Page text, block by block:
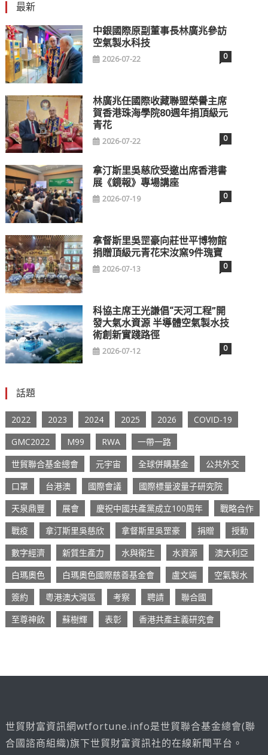
最新
中銀國際原副董事長林廣兆參訪
空氣製水科技
2026-07-22 0
林廣兆任國際收藏聯盟榮譽主席
賀香港珠海學院80週年捐頂級元
青花
2026-07-22 0
拿汀斯里吳慈欣受邀出席香港書
展《鏡報》專場講座
2026-07-19 0
拿督斯里吳罡豪向莊世平博物館
捐贈頂級元青花宋汝窯9件瑰寶
2026-07-13 0
科協主席王光謙倡“天河工程”開
發大氣水資源 半導體空氣製水技
術創新實踐路徑
2026-07-12 0
話題
2022 2023 2024 2025 2026
COVID-19
GMC2022
M99 RWA
一帶一路
世貿聯合基金總會
元宇宙 全球併購基金
公共外交
口罩
台港澳 國際會議
國際標量波量子研究院
天泉鼎豐
展會 慶祝中國共產黨成立100周年
戰略合作
戰疫
拿汀斯里吳慈欣 拿督斯里吳罡豪 捐贈
授勳
數字經濟
新質生產力 水與衛生 水資源
澳大利亞
白瑪奧色
白瑪奧色國際慈善基金會 盧文端
空氣製水
簽約
粵港澳大灣區 考察 聘請
聯合國
至尊神飲
蘇樹輝 表彰 香港共產主義研究會
世貿財富資訊網wtfortune.info是世貿聯合基金總會(聯
合國諮商組織)旗下世貿財富資訊社的在線新聞平台。